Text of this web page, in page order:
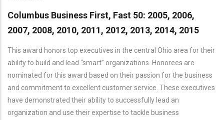
Columbus Business First, Fast 50: 2005, 2006,
2007, 2008, 2010, 2011, 2012, 2013, 2014, 2015
This award honors top executives in the central Ohio area for their
ability to build and lead “smart” organizations. Honorees are
nominated for this award based on their passion for the business
and commitment to excellent customer service. These executives
have demonstrated their ability to successfully lead an
organization and use their expertise to tackle business